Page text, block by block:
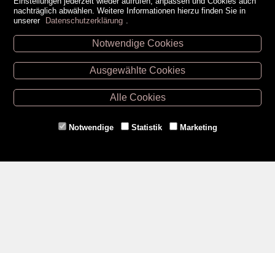
Unsere Öffnungszeiten
Retz -02942/20433
Hollabrunn -02952/30057
Eggenburg -02984/3836
Gmünd -
nachträglich abwählen. Weitere Informationen hierzu finden Sie in
unserer Datenschutzerklärung
Notwendige Cookies
Ausgewählte Cookies
Alle Cookies
Notwendige Statistik Marketing